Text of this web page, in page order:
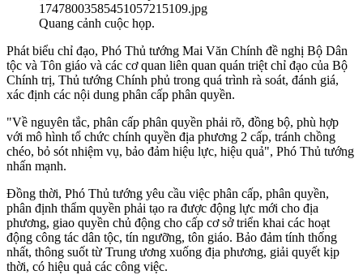
Quang cảnh cuộc họp.
Phát biểu chỉ đạo, Phó Thủ tướng Mai Văn Chính đề nghị Bộ Dân
tộc và Tôn giáo và các cơ quan liên quan quán triệt chỉ đạo của Bộ
Chính trị, Thủ tướng Chính phủ trong quá trình rà soát, đánh giá,
xác định các nội dung phân cấp phân quyền.
"Về nguyên tắc, phân cấp phân quyền phải rõ, đồng bộ, phù hợp
với mô hình tổ chức chính quyền địa phương 2 cấp, tránh chồng
chéo, bỏ sót nhiệm vụ, bảo đảm hiệu lực, hiệu quả", Phó Thủ tướng
nhấn mạnh.
Đồng thời, Phó Thủ tướng yêu cầu việc phân cấp, phân quyền,
phân định thẩm quyền phải tạo ra được động lực mới cho địa
phương, giao quyền chủ động cho cấp cơ sở triển khai các hoạt
động công tác dân tộc, tín ngưỡng, tôn giáo. Bảo đảm tính thống
nhất, thông suốt từ Trung ương xuống địa phương, giải quyết kịp
thời, có hiệu quả các công việc.